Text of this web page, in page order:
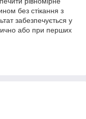
без стікання з
забезпечується у
або при перших